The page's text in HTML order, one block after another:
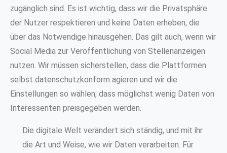
zugänglich sind. Es ist wichtig, dass wir die Privatsphäre
der Nutzer respektieren und keine Daten erheben, die
über das Notwendige hinausgehen. Das gilt auch, wenn wir
Social Media zur Veröffentlichung von Stellenanzeigen
nutzen. Wir müssen sicherstellen, dass die Plattformen
selbst datenschutzkonform agieren und wir die
Einstellungen so wählen, dass möglichst wenig Daten von
Interessenten preisgegeben werden.
Die digitale Welt verändert sich ständig, und mit ihr
die Art und Weise, wie wir Daten verarbeiten. Für